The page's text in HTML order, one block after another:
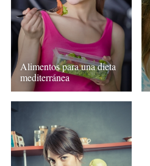
Alimentos para una dieta
mediterránea